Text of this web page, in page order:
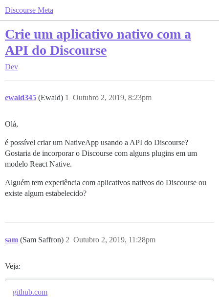
Discourse Meta
Crie um aplicativo nativo com a
API do Discourse
Dev
ewald345 (Ewald) Outubro 2, 2019, 8:23pm
1
Olá,
é possível criar um NativeApp usando a API do Discourse?
Gostaria de incorporar o Discourse com alguns plugins em um
modelo React Native.
Alguém tem experiência com aplicativos nativos do Discourse ou
existe algum estabelecido?
sam (Sam Saffron) Outubro 2, 2019, 11:28pm
2
Veja:
github.com